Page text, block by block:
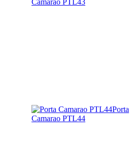
Porta
Camarao PTL44